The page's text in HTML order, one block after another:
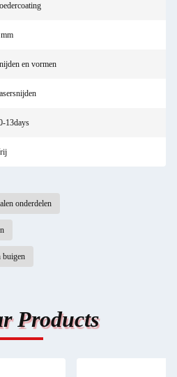
en vormen
13days
onderdelen
buigen
Products